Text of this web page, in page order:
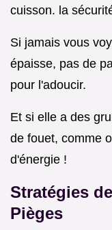
cuisson. la
Si jamais vous
épaisse, pas de
pour l'adoucir.
Et si elle a des
de fouet, comme
d'énergie !
Stratégies
Pièges